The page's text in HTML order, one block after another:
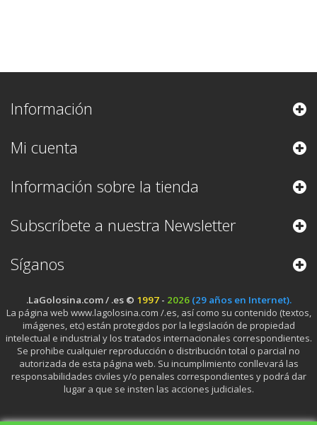
Información
Mi cuenta
Información sobre la tienda
Subscríbete a nuestra Newsletter
Síganos
.LaGolosina.com / .es © 1997- 2026 (29 años en Internet).
La página web www.lagolosina.com /.es, así como su contenido (textos,
imágenes, etc) están protegidos por la legislación de propiedad
intelectual e industrial y los tratados internacionales correspondientes.
Se prohibe cualquier reproducción o distribución total o parcial no
autorizada de esta página web. Su incumplimiento conllevará las
responsabilidades civiles y/o penales correspondientes y podrá dar
lugar a que se insten las acciones judiciales.